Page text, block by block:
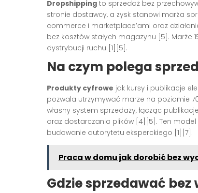
Dropshipping to sprzedaż bez
stronie dostawcy, a zysk stanowi marża
commerce i marketplace’ami oraz
bez kosztów stałych magazynu [5]. Marże
dystrybucji ruchu [1][5].
Na czym polega
Produkty cyfrowe jak kursy i publikacje
pozwala utrzymywać marże na poziomie
własny system sprzedaży, łącząc
oraz dostarczania plików [4][5]. Ten
budowanie autorytetu eksperckiego [1][7].
Praca w domu jak dorobić bez
Gdzie sprzedawać bez